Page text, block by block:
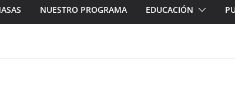
NUESTRO PROGRAMA EDUCACIÓN